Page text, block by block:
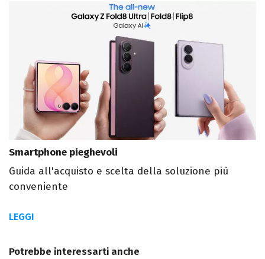
Smartphone pieghevoli
Guida all'acquisto e scelta della soluzione più
conveniente
LEGGI
Potrebbe interessarti anche